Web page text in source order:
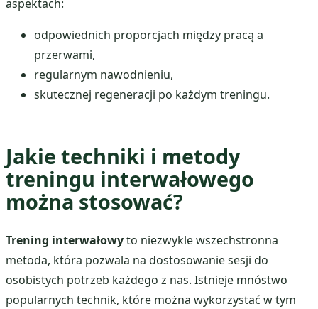
aspektach:
odpowiednich proporcjach między pracą a
przerwami,
regularnym nawodnieniu,
skutecznej regeneracji po każdym treningu.
Jakie techniki i metody
treningu interwałowego
można stosować?
Trening interwałowyto niezwykle wszechstronna
metoda, która pozwala na dostosowanie sesji do
osobistych potrzeb każdego z nas. Istnieje mnóstwo
popularnych technik, które można wykorzystać w tym